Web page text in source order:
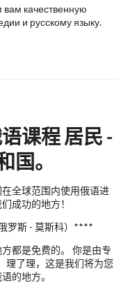
вам качественную
и русскому языку.
课程 居民 -
国。
全球范围内使用俄语进
成功的地方！
罗斯 - 莫斯科）****
都是免费的。 你是由专
理了理，这是我们将为您
的地方。